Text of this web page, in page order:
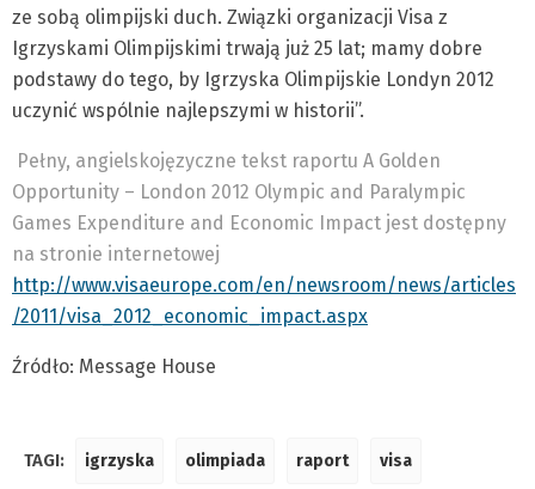
ze sobą olimpijski duch. Związki organizacji Visa z
Igrzyskami Olimpijskimi trwają już 25 lat; mamy dobre
podstawy do tego, by Igrzyska Olimpijskie Londyn 2012
uczynić wspólnie najlepszymi w historii”.
Pełny, angielskojęzyczne tekst raportu A Golden
Opportunity – London 2012 Olympic and Paralympic
Games Expenditure and Economic Impact jest dostępny
na stronie internetowej
http://www.visaeurope.com/en/newsroom/news/articles
/2011/visa_2012_economic_impact.aspx
Źródło: Message House
TAGI: igrzyska olimpiada raport visa